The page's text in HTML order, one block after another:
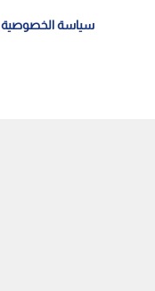
سياسة الخصوصية